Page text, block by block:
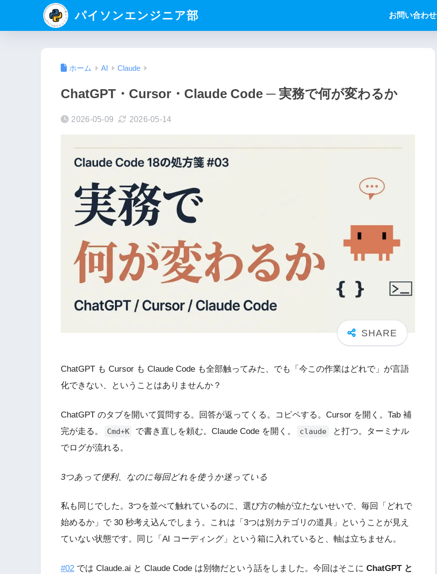
パイソンエンジニア部 お問い合わせ
ホーム AI Claude
ChatGPT・Cursor・Claude Code ─ 実務で何が変わるか
2026-05-09 2026-05-14
ChatGPT も Cursor も Claude Code も全部触ってみた、でも「今この作業はどれで」が言語
化できない、ということはありませんか？
ChatGPT のタブを開いて質問する。回答が返ってくる。コピペする。Cursor を開く。Tab 補
完が走る。
Cmd+K で書き直しを頼む。Claude Code を開く。 claude
と打つ。ターミナル
でログが流れる。
3つあって便利、なのに毎回どれを使うか迷っている
私も同じでした。3つを並べて触れているのに、選び方の軸が立たないせいで、毎回「どれで
始めるか」で 30 秒考え込んでしまう。これは「3つは別カテゴリの道具」ということが見え
ていない状態です。同じ「AI コーディング」という箱に入れていると、軸は立ちません。
#02 では Claude.ai と Claude Code は別物だという話をしました。今回はそこに ChatGPT と